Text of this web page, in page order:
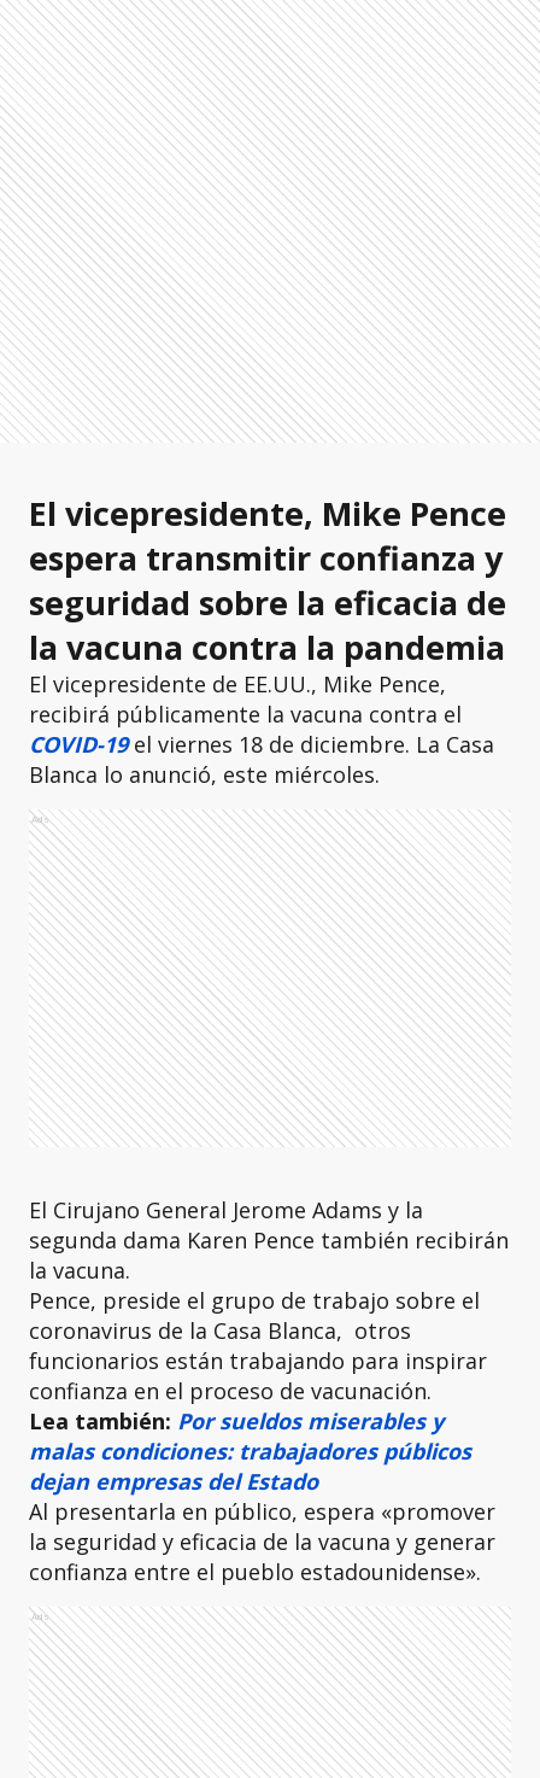
El vicepresidente, Mike Pence
espera transmitir confianza y
seguridad sobre la eficacia de
la vacuna contra la pandemia
El vicepresidente de EE.UU., Mike Pence,
recibirá públicamente la vacuna contra el
COVID-19el viernes 18 de diciembre. La Casa
Blanca lo anunció, este miércoles.
Ads
El Cirujano General Jerome Adams y la
segunda dama Karen Pence también recibirán
la vacuna.
Pence, preside el grupo de trabajo sobre el
coronavirus de la Casa Blanca, otros
funcionarios están trabajando para inspirar
confianza en el proceso de vacunación.
Lea también: Por sueldos miserables y
malas condiciones: trabajadores públicos
dejan empresas del Estado
Al presentarla en público, espera «promover
la seguridad y eficacia de la vacuna y generar
confianza entre el pueblo estadounidense».
Ads